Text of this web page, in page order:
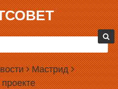
Мастрид
ОДОБРИЛ ЗАПРЕТ
законным запрет «пропаганды
отношений среди